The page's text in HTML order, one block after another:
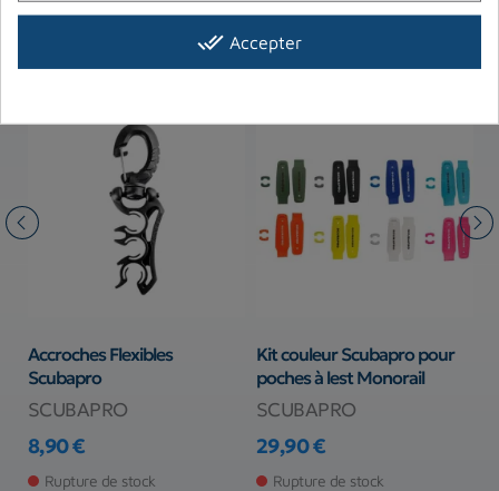
Vous aimerez aussi
Accroches Flexibles
Scubapro
SCUBAPRO
Prix
8,90 €
Rupture de stock
Kit couleur Scubapro pour
poches à lest Monorail
SCUBAPRO
Prix
29,90 €
Rupture de stock
done_all Accepter